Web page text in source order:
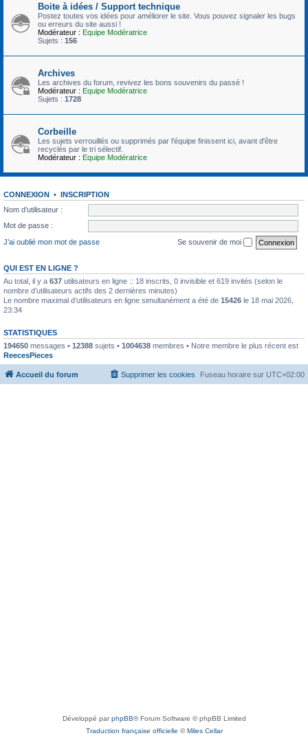
Boite à idées / Support technique
Postez toutes vos idées pour améliorer le site. Vous pouvez signaler les bugs
ou erreurs du site aussi !
Modérateur : Equipe Modératrice
Sujets : 156
Archives
Les archives du forum, revivez les bons souvenirs du passé !
Modérateur : Equipe Modératrice
Sujets : 1728
Corbeille
Les sujets verrouillés ou supprimés par l'équipe finissent ici, avant d'être
recyclés par le tri sélectif.
Modérateur : Equipe Modératrice
CONNEXION • INSCRIPTION
Nom d’utilisateur :
Mot de passe :
J’ai oublié mon mot de passe
Se souvenir de moi
QUI EST EN LIGNE ?
Au total, il y a 637 utilisateurs en ligne :: 18 inscrits, 0 invisible et 619 invités (selon le
nombre d’utilisateurs actifs des 2 dernières minutes)
Le nombre maximal d’utilisateurs en ligne simultanément a été de 15426 le 18 mai 2026,
23:34
STATISTIQUES
194650 messages • 12388 sujets • 1004638 membres • Notre membre le plus récent est
ReecesPieces
Accueil du forum Fuseau horaire sur UTC+02:00
Supprimer les cookies
Développé parphpBB® Forum Software © phpBB Limited
Traduction française officielle ©Miles Cellar